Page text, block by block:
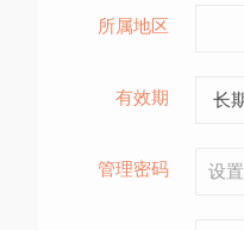
所属地区
有效期
管理密码